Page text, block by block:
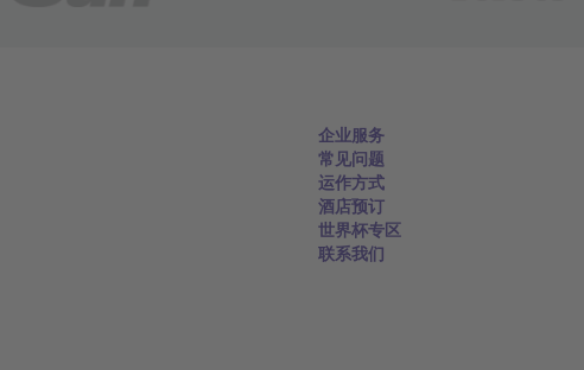
企业服务
常见问题
运作方式
酒店预订
世界杯专区
联系我们